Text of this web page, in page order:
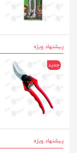
پیشنهاد ویژه
جدید
پیشنهاد ویژه